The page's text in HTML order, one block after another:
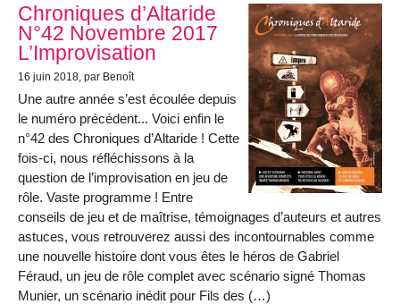
Chroniques d’Altaride
N°42 Novembre 2017
L’Improvisation
16 juin 2018, par Benoît
Une autre année s’est écoulée depuis
le numéro précédent... Voici enfin le
n°42 des Chroniques d’Altaride ! Cette
fois-ci, nous réfléchissons à la
question de l’improvisation en jeu de
rôle. Vaste programme ! Entre
conseils de jeu et de maîtrise, témoignages d’auteurs et autres
astuces, vous retrouverez aussi des incontournables comme
une nouvelle histoire dont vous êtes le héros de Gabriel
Féraud, un jeu de rôle complet avec scénario signé Thomas
Munier, un scénario inédit pour Fils des (…)